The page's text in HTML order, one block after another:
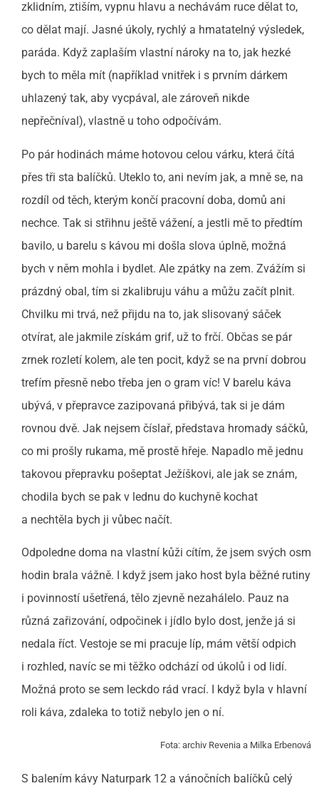
zklidním, ztiším, vypnu hlavu a nechávám ruce dělat to,
co dělat mají. Jasné úkoly, rychlý a hmatatelný výsledek,
paráda. Když zaplaším vlastní nároky na to, jak hezké
bych to měla mít (například vnitřek i s prvním dárkem
uhlazený tak, aby vycpával, ale zároveň nikde
nepřečníval), vlastně u toho odpočívám.
Po pár hodinách máme hotovou celou várku, která čítá
přes tři sta balíčků. Uteklo to, ani nevím jak, a mně se, na
rozdíl od těch, kterým končí pracovní doba, domů ani
nechce. Tak si střihnu ještě vážení, a jestli mě to předtím
bavilo, u barelu s kávou mi došla slova úplně, možná
bych v něm mohla i bydlet. Ale zpátky na zem. Zvážím si
prázdný obal, tím si zkalibruju váhu a můžu začít plnit.
Chvilku mi trvá, než přijdu na to, jak slisovaný sáček
otvírat, ale jakmile získám grif, už to frčí. Občas se pár
zrnek rozletí kolem, ale ten pocit, když se na první dobrou
trefím přesně nebo třeba jen o gram víc! V barelu káva
ubývá, v přepravce zazipovaná přibývá, tak si je dám
rovnou dvě. Jak nejsem číslař, představa hromady sáčků,
co mi prošly rukama, mě prostě hřeje. Napadlo mě jednu
takovou přepravku pošeptat Ježíškovi, ale jak se znám,
chodila bych se pak v lednu do kuchyně kochat
a nechtěla bych ji vůbec načít.
Odpoledne doma na vlastní kůži cítím, že jsem svých osm
hodin brala vážně. I když jsem jako host byla běžné rutiny
i povinností ušetřená, tělo zjevně nezahálelo. Pauz na
různá zařizování, odpočinek i jídlo bylo dost, jenže já si
nedala říct. Vestoje se mi pracuje líp, mám větší odpich
i rozhled, navíc se mi těžko odchází od úkolů i od lidí.
Možná proto se sem leckdo rád vrací. I když byla v hlavní
roli káva, zdaleka to totiž nebylo jen o ní.
Fota: archiv Revenia a Milka Erbenová
S balením kávy Naturpark 12 a vánočních balíčků celý